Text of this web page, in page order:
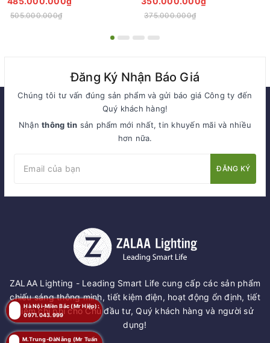
505.000.000₫
Tree Series
375.000.000₫
Đăng Ký Nhận Báo Giá
Chúng tôi tư vấn đúng sản phẩm và gửi báo giá Công ty đến
Quý khách hàng!
Nhậnthông tin sản phẩm mới nhất, tin khuyến mãi và nhiều
hơn nữa.
ĐĂNG KÝ
ZALAA Lighting - Leading Smart Life cung cấp các sản phẩm
chiếu sáng thông minh, tiết kiệm điện, hoạt động ổn định, tiết
kiệm chi phí cho Chủ đầu tư, Quý khách hàng và người sử
dụng!
Hà Nội-Miền Bắc (Mr Hiệp):
0971.043.999
M.Trung-ĐàNẵng (Mr Tuấn